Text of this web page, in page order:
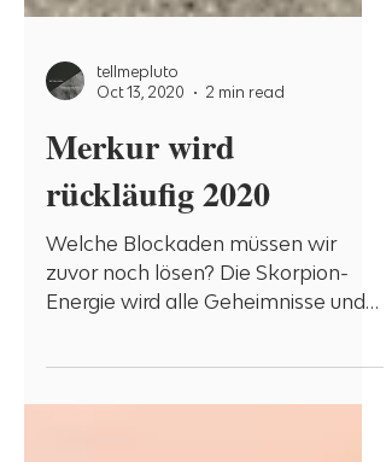
tellmepluto
Oct 13, 2020
2 min read
Merkur wird
rückläufig 2020
Welche Blockaden müssen wir
Energie wird alle Geheimnisse und
Lügen enthüllen, die wir uns immer